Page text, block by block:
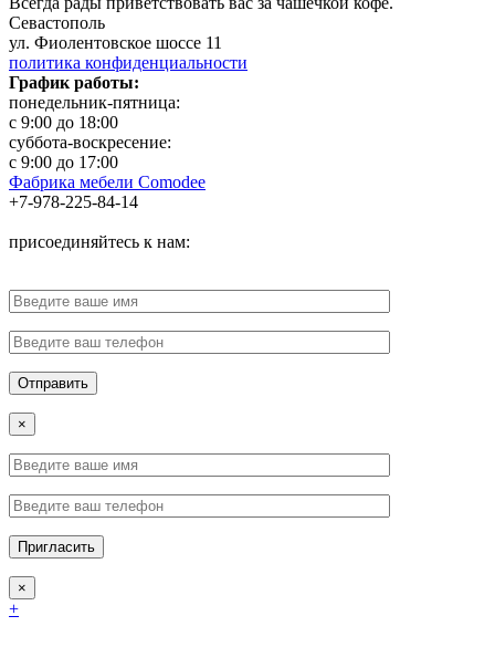
Севастополь
ул. Фиолентовское шоссе 11
политика конфиденциальности
График работы:
понедельник-пятница:
с 9:00 до 18:00
суббота-воскресение:
с 9:00 до 17:00
Фабрика мебели Comodee
+7-978-225-84-14
присоединяйтесь к нам:
×
×
+